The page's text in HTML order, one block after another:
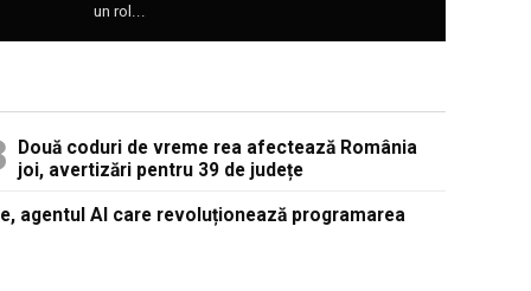
un rol...
Două coduri de vreme rea afectează România
joi, avertizări pentru 39 de județe
agentul AI care revoluționează programarea